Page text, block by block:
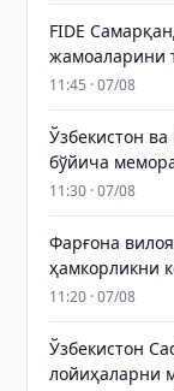
FIDE
жамоаларини
11:45 · 07/08
Ўзбекистон
бўйича
11:30 · 07/08
Фарғона
ҳамкорликни
11:20 · 07/08
Ўзбекистон
лойиҳаларни